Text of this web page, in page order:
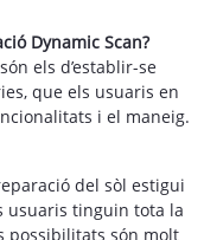
Dynamic Scan?
els d’establir-se
que els usuaris en
i el maneig.
del sòl estigui
usuaris tinguin tota la
possibilitats són molt